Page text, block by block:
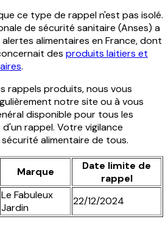
ce type de rappel n'est pas isolé.
de sécurité sanitaire (Anses) a
alimentaires en France, dont
des produits laitiers et
.
rappels produits, nous vous
notre site ou à vous
disponible pour tous les
rappel. Votre vigilance
alimentaire de tous.
Marque
Date limite de
rappel
Le Fabuleux
Jardin
22/12/2024